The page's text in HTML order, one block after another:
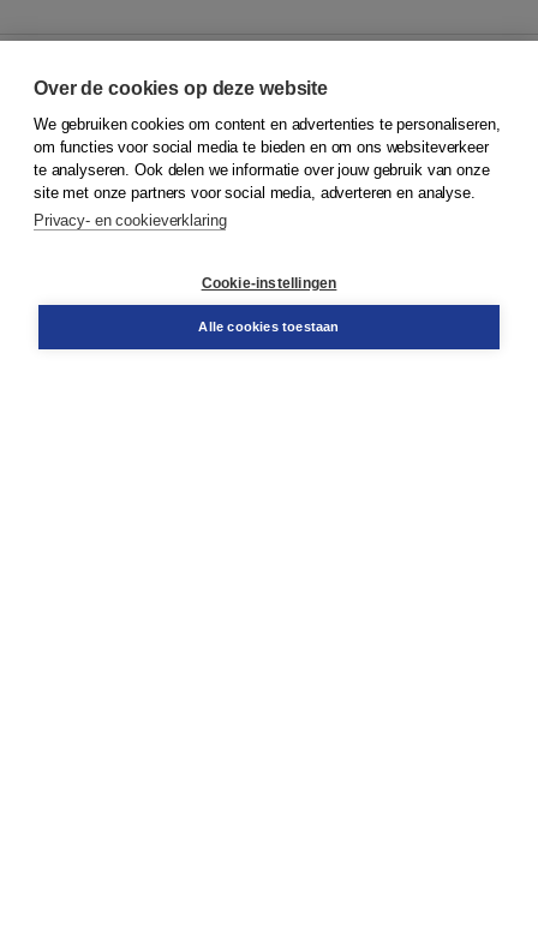
© 2026Koninklijke Boom uitgevers
Klantenservice
Service & informatie
Contact
Over de cookies op deze website
We gebruiken cookies om content en advertenties te personaliseren,
om functies voor social media te bieden en om ons websiteverkeer
te analyseren. Ook delen we informatie over jouw gebruik van onze
site met onze partners voor social media, adverteren en analyse.
Privacy- en cookieverklaring
Cookie-instellingen
Alle cookies toestaan